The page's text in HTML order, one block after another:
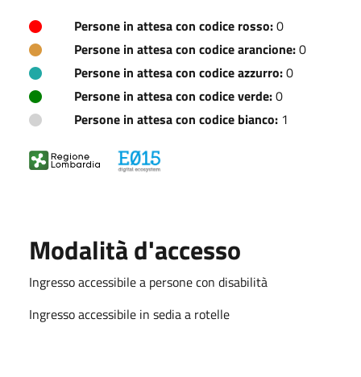
Persone in attesa con codice rosso:0
Persone in attesa con codice arancione:0
Persone in attesa con codice azzurro:0
Persone in attesa con codice verde:0
Persone in attesa con codice bianco: 1
Modalità d'accesso
Ingresso accessibile a persone con disabilità
Ingresso accessibile in sedia a rotelle